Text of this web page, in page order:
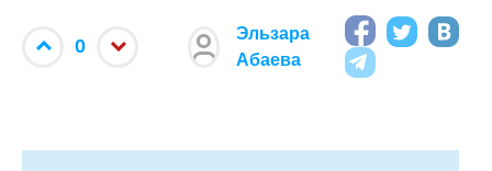
0
Эльзара
Абаева